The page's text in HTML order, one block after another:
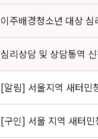
이주배경청소년 대상
심리상담 및 상담통역
[알림] 서울지역 새터민
[구인] 서울 지역 새터